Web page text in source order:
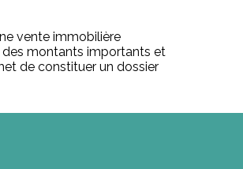
vente immobilière
montants importants et
de constituer un dossier